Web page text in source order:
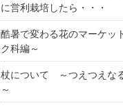
に営利栽培したら・・・
酷暑で変わる花のマーケ
ク科編～
杖について ～つえつえな
～